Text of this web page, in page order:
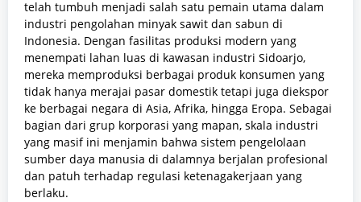
telah tumbuh menjadi salah satu pemain utama dalam
industri pengolahan minyak sawit dan sabun di
Indonesia. Dengan fasilitas produksi modern yang
menempati lahan luas di kawasan industri Sidoarjo,
mereka memproduksi berbagai produk konsumen yang
tidak hanya merajai pasar domestik tetapi juga diekspor
ke berbagai negara di Asia, Afrika, hingga Eropa. Sebagai
bagian dari grup korporasi yang mapan, skala industri
yang masif ini menjamin bahwa sistem pengelolaan
sumber daya manusia di dalamnya berjalan profesional
dan patuh terhadap regulasi ketenagakerjaan yang
berlaku.